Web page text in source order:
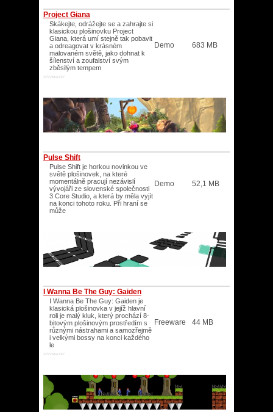
Project Giana
Skákejte, odrážejte se a zahrajte si
klasickou plošinovku Project
Giana, která umí stejně tak pobavit
a odreagovat v krásném
malovaném světě, jako dohnat k
šílenství a zoufalství svým
zběsilým tempem
XP/Vista/XP/
Demo 683 MB
Pulse Shift
Pulse Shift je horkou novinkou ve
světě plošinovek, na které
momentálně pracují nezávislí
vývojáři ze slovenské společnosti
3 Core Studio, a která by měla vyjít
na konci tohoto roku. Při hraní se
může
Demo 52,1 MB
I Wanna Be The Guy: Gaiden
I Wanna Be The Guy: Gaiden je
klasická plošinovka v jejíž hlavní
roli je malý kluk, který prochází 8-
bitovým plošinovým prostředím s
různými nástrahami a samozřejmě
i velkými bossy na konci každého
le
XP/Vista/XP/
Freeware 44 MB